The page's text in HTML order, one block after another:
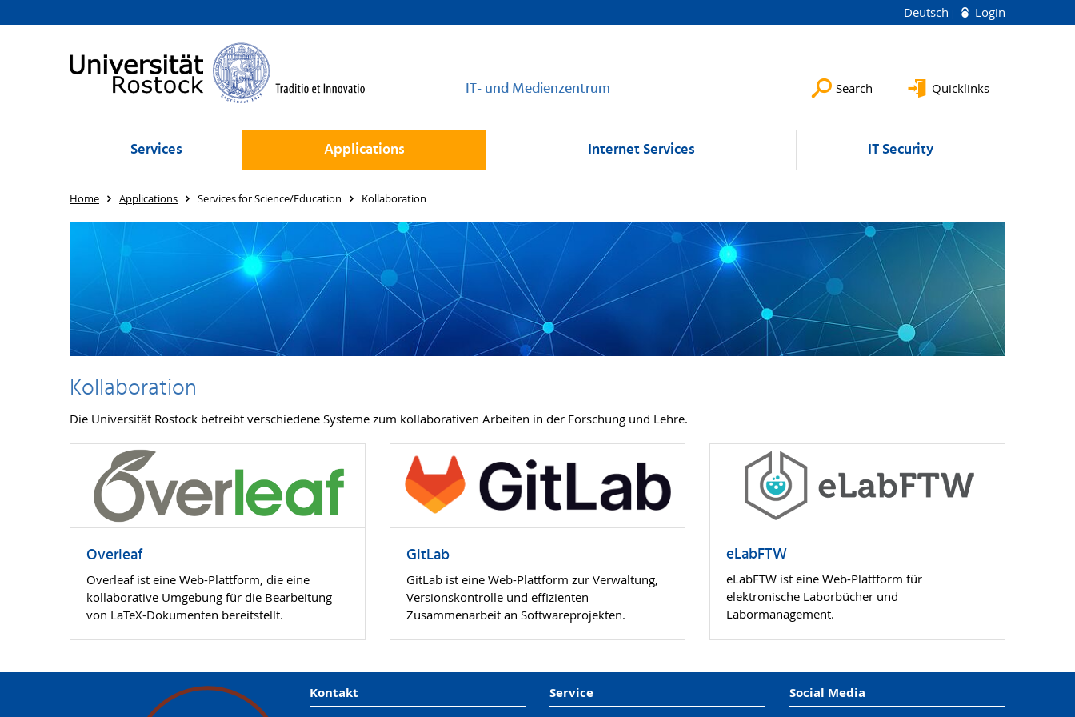
Deutsch Login
IT- und Medienzentrum Search Quicklinks
Services Applications Internet Services IT Security
Home Applications Services for Science/Education Kollaboration
Kollaboration
Die Universität Rostock betreibt verschiedene Systeme zum kollaborativen Arbeiten in der Forschung und Lehre.
Overleaf
Overleaf ist eine Web-Plattform, die eine
kollaborative Umgebung für die Bearbeitung
von LaTeX-Dokumenten bereitstellt.
GitLab
GitLab ist eine Web-Plattform zur Verwaltung,
Versionskontrolle und effizienten
Zusammenarbeit an Softwareprojekten.
eLabFTW
eLabFTW ist eine Web-Plattform für
elektronische Laborbücher und
Labormanagement.
Kontakt Service Social Media